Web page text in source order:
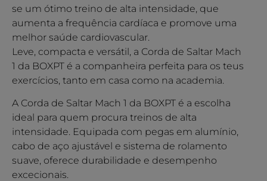
se um ótimo treino de alta intensidade, que
aumenta a frequência cardíaca e promove uma
melhor saúde cardiovascular.
Leve, compacta e versátil, a Corda de Saltar Mach
1 da BOXPT é a companheira perfeita para os teus
exercícios, tanto em casa como na academia.
A Corda de Saltar Mach 1 da BOXPT é a escolha
ideal para quem procura treinos de alta
intensidade. Equipada com pegas em alumínio,
cabo de aço ajustável e sistema de rolamento
suave, oferece durabilidade e desempenho
excecionais.